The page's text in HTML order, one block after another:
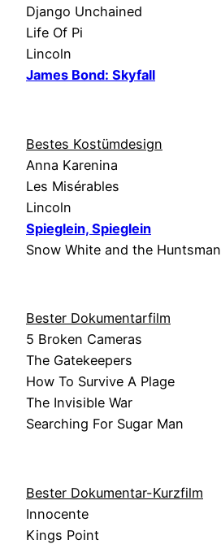
Django Unchained
Life Of Pi
Lincoln
James Bond: Skyfall
Bestes Kostümdesign
Anna Karenina
Les Misérables
Lincoln
Spieglein, Spieglein
Snow White and the Huntsman
Bester Dokumentarfilm
5 Broken Cameras
The Gatekeepers
How To Survive A Plage
The Invisible War
Searching For Sugar Man
Bester Dokumentar-Kurzfilm
Innocente
Kings Point